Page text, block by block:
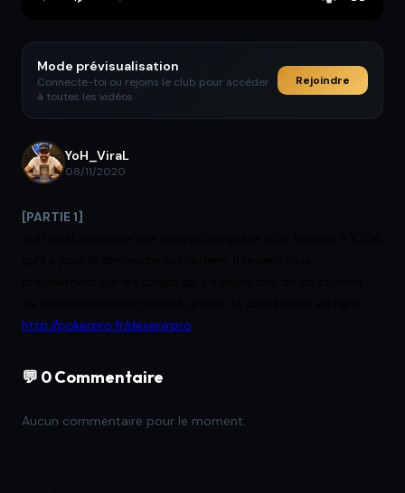
Mode prévisualisation
Connecte-toi ou rejoins le club pour accéder
à toutes les vidéos
Rejoindre
YoH_ViraL
08/11/2020
[PARTIE 1]
http://pokerpro.fr/devenirpro
💬 0 Commentaire
Aucun commentaire pour le moment.